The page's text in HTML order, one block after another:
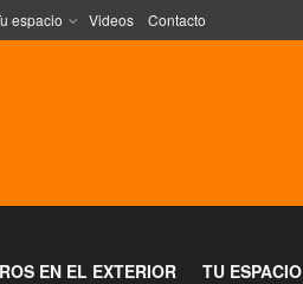
espacio Videos Contacto
EN EL EXTERIOR TU ESPACIO